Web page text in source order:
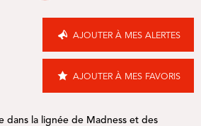
AJOUTER À MES ALERTES
AJOUTER À MES FAVORIS
dans la lignée de Madness et des